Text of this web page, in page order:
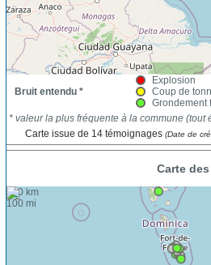
Explosion
Bruit entendu *
Coup de
Grondement
* valeur la plus fréquente à la commune (tout
Carte issue de 14 témoignages (Date de
Carte
+−
100 km
100 mi